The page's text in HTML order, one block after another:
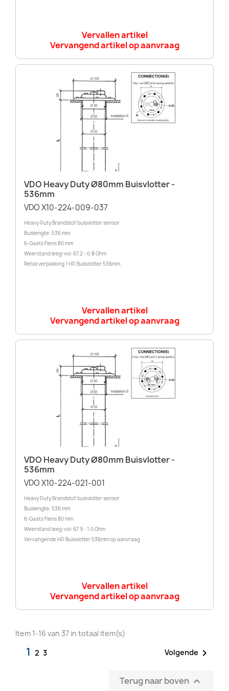
Vervallen artikel
Vervangend artikel op aanvraag
VDO Heavy Duty Ø80mm Buisvlotter -
536mm
VDO X10-224-009-037
Heavy Duty Brandstof buisvlotter sensor
Buislengte: 536 mm
6-Gaats Flens 80 mm
Weerstand leeg-vol: 67.2 - 0.8 Ohm
Retail verpakking 1 HD Buisvlotter 536mm
Vervallen artikel
Vervangend artikel op aanvraag
VDO Heavy Duty Ø80mm Buisvlotter -
536mm
VDO X10-224-021-001
Heavy Duty Brandstof buisvlotter sensor
Buislengte: 536 mm
6-Gaats Flens 80 mm
Weerstand leeg-vol: 67.9 - 1.0 Ohm
Vervangende HD Buisvlotter 536mm op aanvraag
Vervallen artikel
Vervangend artikel op aanvraag
Item 1-16 van 37 in totaal item(s)
1 2 3 Volgende 
Terug naar boven 